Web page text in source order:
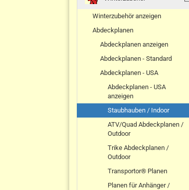
Winterzubehör anzeigen
Abdeckplanen
Abdeckplanen anzeigen
Abdeckplanen - Standard
Abdeckplanen - USA
Abdeckplanen - USA
anzeigen
Staubhauben / Indoor
ATV/Quad Abdeckplanen /
Outdoor
Trike Abdeckplanen /
Outdoor
Transportor® Planen
Planen für Anhänger /